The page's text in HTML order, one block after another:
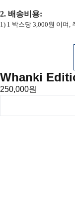
2. 배송비용:
1) 1 박스당 3,000원 이며,
Whanki
250,000원